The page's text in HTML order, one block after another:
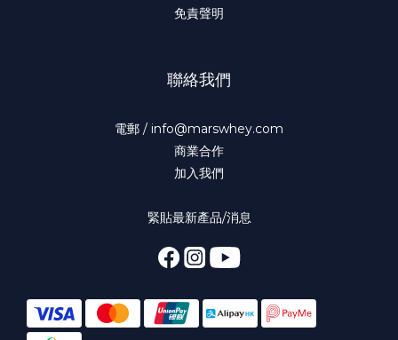
免責聲明
聯絡我們
電郵 / info@marswhey.com
商業合作
加入我們
緊貼最新產品/消息